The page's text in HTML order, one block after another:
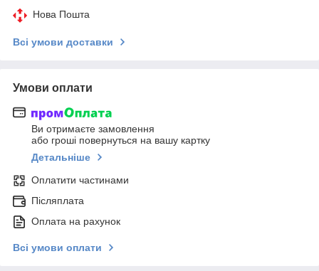
Нова Пошта
Всі умови доставки
Умови оплати
Ви отримаєте замовлення
або гроші повернуться на вашу картку
Детальніше
Оплатити частинами
Післяплата
Оплата на рахунок
Всі умови оплати